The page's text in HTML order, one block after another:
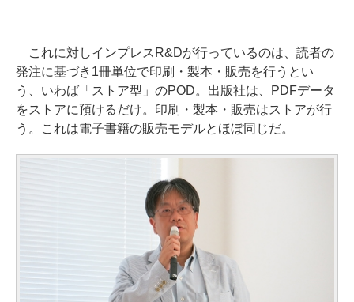
これに対しインプレスR&Dが行っているのは、読者の
発注に基づき1冊単位で印刷・製本・販売を行うとい
う、いわば「ストア型」のPOD。出版社は、PDFデータ
をストアに預けるだけ。印刷・製本・販売はストアが行
う。これは電子書籍の販売モデルとほぼ同じだ。